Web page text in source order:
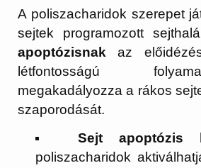
A poliszacharidok szerepet
sejtek programozott
apoptózisnak az
létfontosságú
megakadályozza a rákos
szaporodását.
Sejt apoptózis
poliszacharidok